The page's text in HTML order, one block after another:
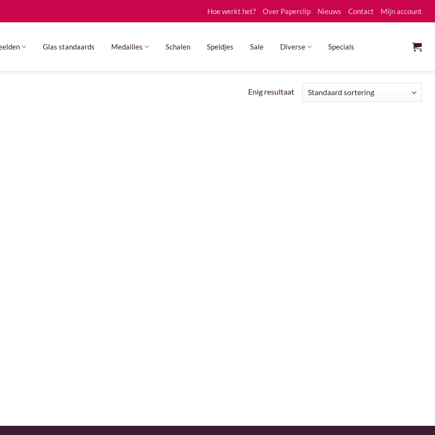
Hoe werkt het? Over Paperclip Nieuws Contact Mijn account
Glas standaards Medailles Schalen Speldjes Sale Diverse Specials
Enig resultaat